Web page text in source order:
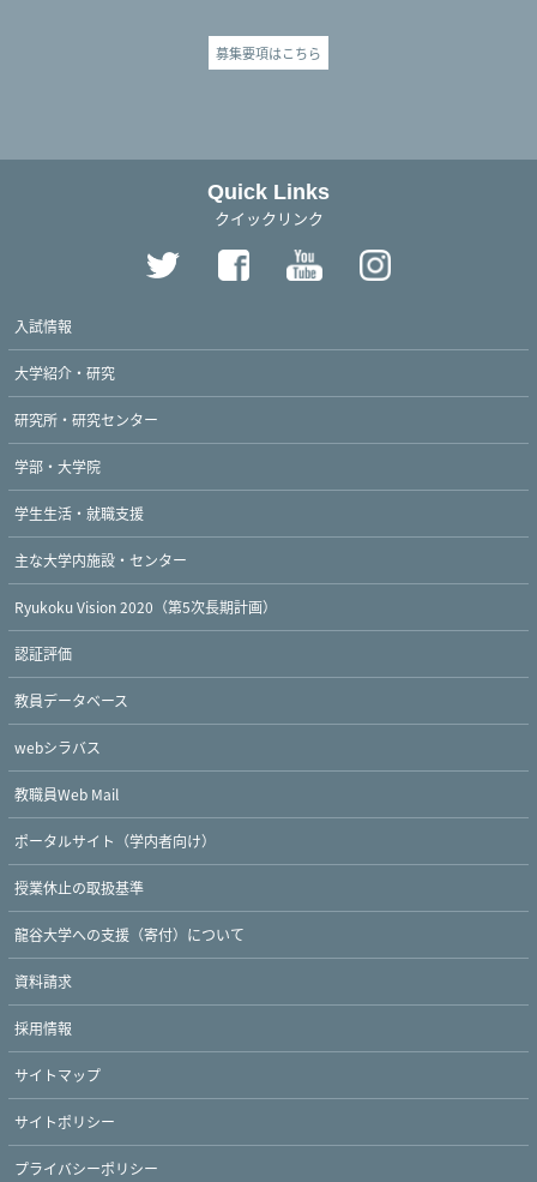
募集要項はこちら
Quick Links
クイックリンク
Twitter FacebookYouTube
入試情報
大学紹介・研究
研究所・研究センター
学部・大学院
学生生活・就職支援
主な大学内施設・センター
Ryukoku Vision 2020（第5次長期計画）
認証評価
教員データベース
webシラバス
教職員Web Mail
ポータルサイト（学内者向け）
授業休止の取扱基準
龍谷大学への支援（寄付）について
資料請求
採用情報
サイトマップ
サイトポリシー
プライバシーポリシー